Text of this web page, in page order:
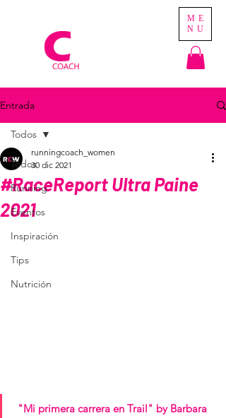
ME
NU
Entrada
Todos
Running
Eventos
Inspiración
Tips
Nutrición
Todos
#RaceReport Ultra Paine
2021
runningcoach_women
30 dic 2021